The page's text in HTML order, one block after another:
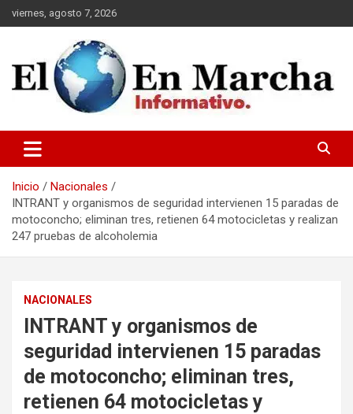
Saltar
al
viernes, agosto 7, 2026
elmundoenmarcha.net
Inicio
Nacionales
INTRANT y organismos de seguridad intervienen 15 paradas de
motoconcho; eliminan tres, retienen 64 motocicletas y realizan
247 pruebas de alcoholemia
NACIONALES
INTRANT y organismos de
seguridad intervienen 15 paradas
de motoconcho; eliminan tres,
retienen 64 motocicletas y